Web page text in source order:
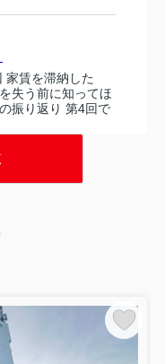
家賃を滞納した
失う前に知ってほ
振り返り 第4回で
失う前に知ってほ
振り返り 第4回で
保護を受給してい